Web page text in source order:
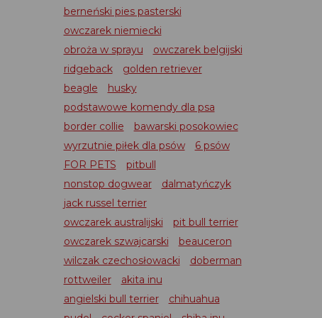
berneński pies pasterski
owczarek niemiecki
obroża w sprayu
owczarek belgijski
ridgeback
golden retriever
beagle
husky
podstawowe komendy dla psa
border collie
bawarski posokowiec
wyrzutnie piłek dla psów
6 psów
FOR PETS
pitbull
nonstop dogwear
dalmatyńczyk
jack russel terrier
owczarek australijski
pit bull terrier
owczarek szwajcarski
beauceron
wilczak czechosłowacki
doberman
rottweiler
akita inu
angielski bull terrier
chihuahua